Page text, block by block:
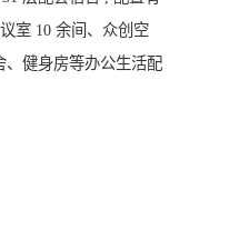
室 10 余间、众创空
、健身房等办公生活配